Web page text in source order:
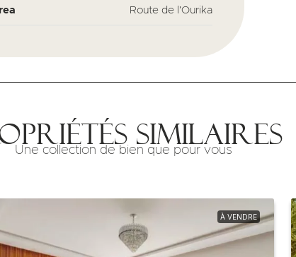
Route de l'Ourika
similaires
Une collection de bien que pour vous
À VENDRE